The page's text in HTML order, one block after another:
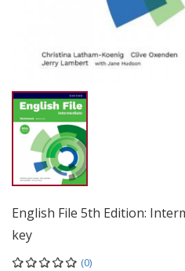
English File 5th Edition:
key
(0)